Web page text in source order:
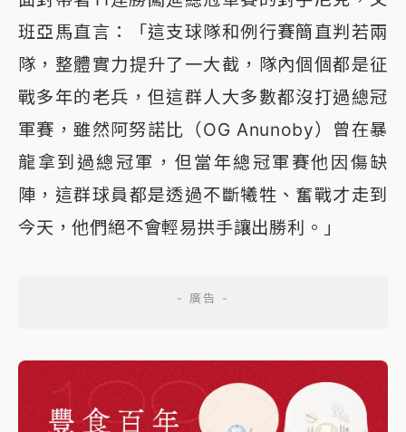
班亞馬直言：「這支球隊和例行賽簡直判若兩
隊，整體實力提升了一大截，隊內個個都是征
戰多年的老兵，但這群人大多數都沒打過總冠
軍賽，雖然阿努諾比（OG Anunoby）曾在暴
龍拿到過總冠軍，但當年總冠軍賽他因傷缺
陣，這群球員都是透過不斷犧牲、奮戰才走到
今天，他們絕不會輕易拱手讓出勝利。」